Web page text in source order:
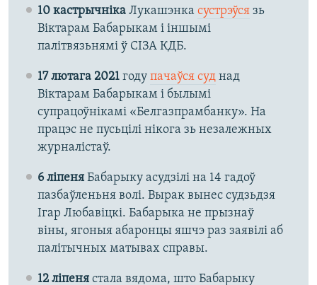
10 кастрычнікаЛукашэнка сустрэўсязь
Віктарам Бабарыкам і іншымі
палітвязьнямі ў СІЗА КДБ.
17 лютага 2021году пачаўся суднад
Віктарам Бабарыкам і былымі
супрацоўнікамі «Белгазпрамбанку». На
працэс не пусьцілі нікога зь незалежных
журналістаў.
6 ліпеняБабарыку асудзілі на 14 гадоў
пазбаўленьня волі. Вырак вынес судзьдзя
Ігар Любавіцкі. Бабарыка не прызнаў
віны, ягоныя абаронцы яшчэ раз заявілі аб
палітычных матывах справы.
12 ліпенястала вядома, што Бабарыку